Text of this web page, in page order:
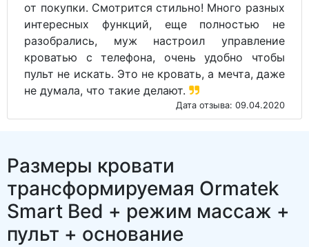
от покупки. Смотрится стильно! Много разных
интересных функций, еще полностью не
разобрались, муж настроил управление
кроватью с телефона, очень удобно чтобы
пульт не искать. Это не кровать, а мечта, даже
не думала, что такие делают.
Дата отзыва: 09.04.2020
Размеры кровати
трансформируемая Ormatek
Smart Bed + режим массаж +
пульт + основание